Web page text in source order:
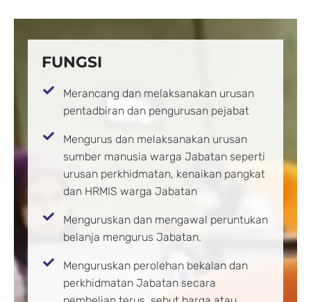
FUNGSI
Merancang dan melaksanakan urusan
pentadbiran dan pengurusan pejabat
Mengurus dan melaksanakan urusan
sumber manusia warga Jabatan seperti
urusan perkhidmatan, kenaikan pangkat
dan HRMIS warga Jabatan
Menguruskan dan mengawal peruntukan
belanja mengurus Jabatan.
Menguruskan perolehan bekalan dan
perkhidmatan Jabatan secara